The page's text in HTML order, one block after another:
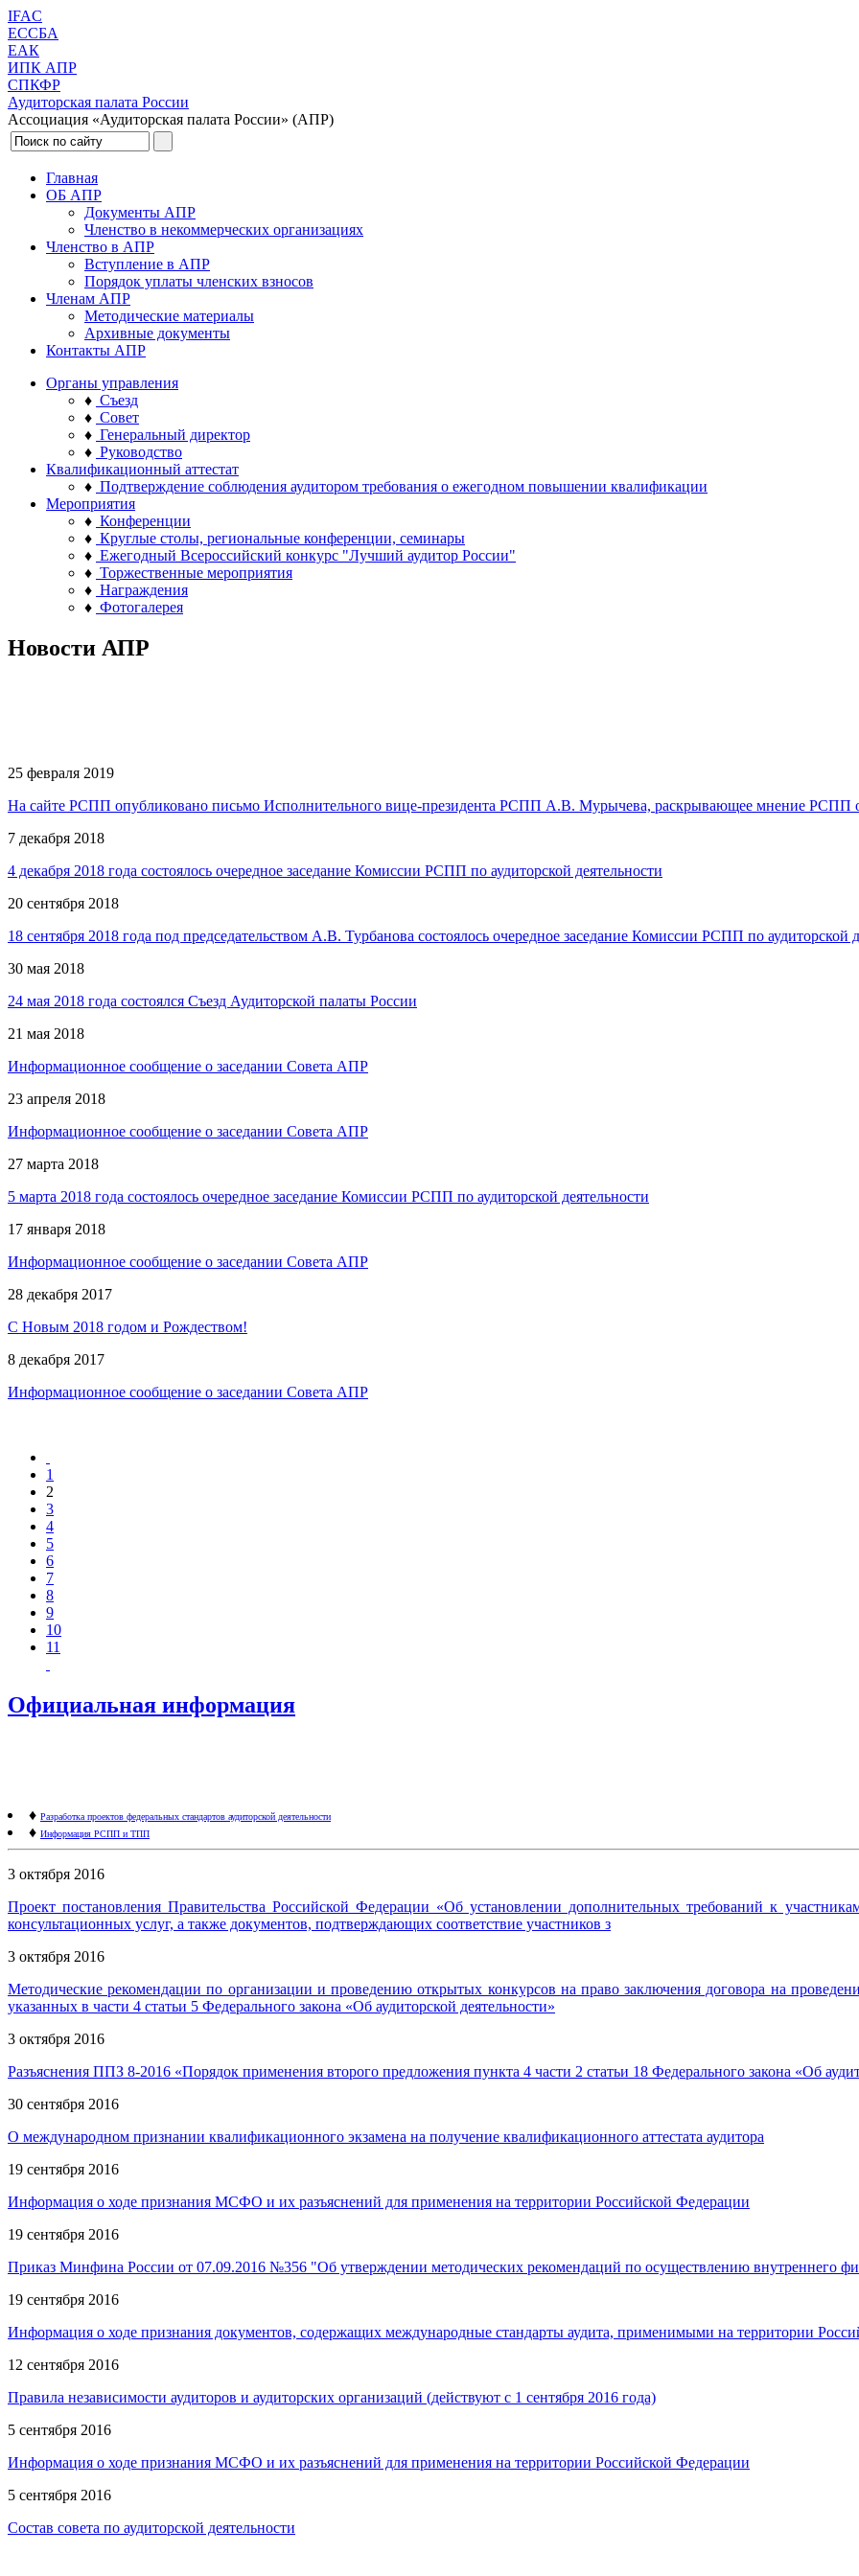
IFAC
ЕССБА
ЕАК
ИПК АПР
СПКФР
Аудиторская палата России
Ассоциация «Аудиторская палата России» (АПР)
Главная
ОБ АПР
Документы АПР
Членство в некоммерческих организациях
Членство в АПР
Вступление в АПР
Порядок уплаты членских взносов
Членам АПР
Методические материалы
Архивные документы
Контакты АПР
Органы управления
♦ Съезд
♦ Совет
♦ Генеральный директор
♦ Руководство
Квалификационный аттестат
♦ Подтверждение соблюдения аудитором требования о ежегодном повышении квалификации
Мероприятия
♦ Конференции
♦ Круглые столы, региональные конференции, семинары
♦ Ежегодный Всероссийский конкурс "Лучший аудитор России"
♦ Торжественные мероприятия
♦ Награждения
♦ Фотогалерея
Новости АПР
25 февраля 2019
На сайте РСПП опубликовано письмо Исполнительного вице-президента РСПП А.В. Мурычева, раскрывающее мнение РСПП об
7 декабря 2018
4 декабря 2018 года состоялось очередное заседание Комиссии РСПП по аудиторской деятельности
20 сентября 2018
18 сентября 2018 года под председательством А.В. Турбанова состоялось очередное заседание Комиссии РСПП по аудиторской
30 мая 2018
24 мая 2018 года состоялся Съезд Аудиторской палаты России
21 мая 2018
Информационное сообщение о заседании Совета АПР
23 апреля 2018
Информационное сообщение о заседании Совета АПР
27 марта 2018
5 марта 2018 года состоялось очередное заседание Комиссии РСПП по аудиторской деятельности
17 января 2018
Информационное сообщение о заседании Совета АПР
28 декабря 2017
С Новым 2018 годом и Рождеством!
8 декабря 2017
Информационное сообщение о заседании Совета АПР
1
2
3
4
5
6
7
8
9
10
11
Официальная информация
♦ Разработка проектов федеральных стандартов аудиторской деятельности
♦ Информация РСПП и ТПП
3 октября 2016
Проект постановления Правительства Российской Федерации «Об установлении дополнительных требований к
консультационных услуг, а также документов, подтверждающих соответствие участников з
3 октября 2016
Методические рекомендации по организации и проведению открытых конкурсов на право заключения договора на
указанных в части 4 статьи 5 Федерального закона «Об аудиторской деятельности»
3 октября 2016
Разъяснения ППЗ 8-2016 «Порядок применения второго предложения пункта 4 части 2 статьи 18 Федерального закона «Об
30 сентября 2016
О международном признании квалификационного экзамена на получение квалификационного аттестата аудитора
19 сентября 2016
Информация о ходе признания МСФО и их разъяснений для применения на территории Российской Федерации
19 сентября 2016
Приказ Минфина России от 07.09.2016 №356 "Об утверждении методических рекомендаций по осуществлению внутреннего
19 сентября 2016
Информация о ходе признания документов, содержащих международные стандарты аудита, применимыми на территории
12 сентября 2016
Правила независимости аудиторов и аудиторских организаций (действуют с 1 сентября 2016 года)
5 сентября 2016
Информация о ходе признания МСФО и их разъяснений для применения на территории Российской Федерации
5 сентября 2016
Состав совета по аудиторской деятельности